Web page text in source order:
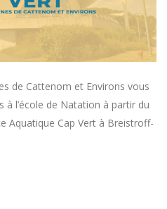
de Cattenom et Environs vous
l’école de Natation à partir du
Aquatique Cap Vert à Breistroff-